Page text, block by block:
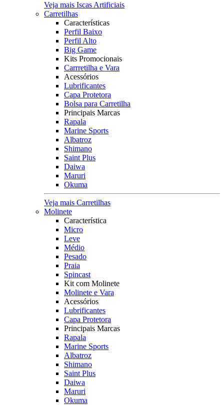
Veja mais Iscas Artificiais
Carretilhas
Características
Perfil Baixo
Perfil Alto
Big Game
Kits Promocionais
Carrretilha e Vara
Acessórios
Lubrificantes
Capa Protetora
Bolsa para Carretilha
Principais Marcas
Rapala
Marine Sports
Albatroz
Shimano
Saint Plus
Daiwa
Maruri
Okuma
Veja mais Carretilhas
Molinete
Característica
Micro
Leve
Médio
Pesado
Praia
Spincast
Kit com Molinete
Molinete e Vara
Acessórios
Lubrificantes
Capa Protetora
Principais Marcas
Rapala
Marine Sports
Albatroz
Shimano
Saint Plus
Daiwa
Maruri
Okuma